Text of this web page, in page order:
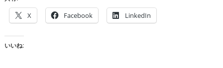
X Facebook LinkedIn
いいね: